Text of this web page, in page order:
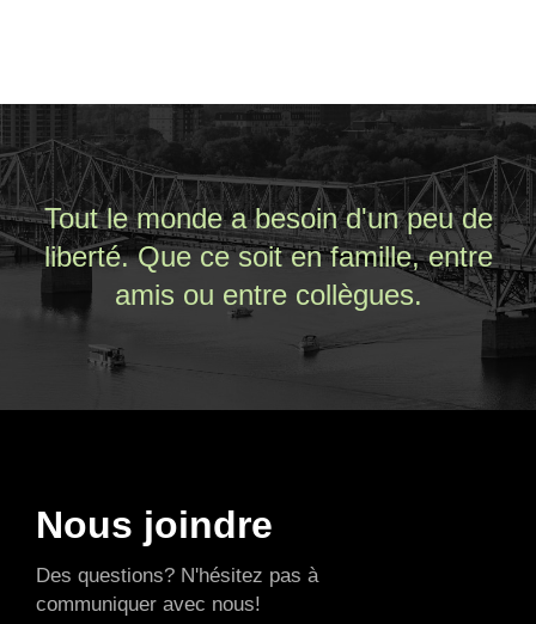
Tout le monde a besoin d'un peu de
liberté.Que ce soit en famille, entre
amis ou entre collègues.
Nous joindre
Des questions? N'hésitez pas à
communiquer avec nous!